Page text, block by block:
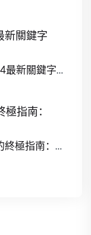
金門縣SEO縮寫秘訣大公開：2024最新關鍵字策略引爆流量
金門縣Google SEO生成爆款標題的終極指南：搶佔台灣搜尋流量紅利